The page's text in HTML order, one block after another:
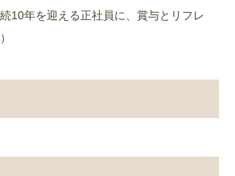
10年を迎える正社員に、賞与とリフレ